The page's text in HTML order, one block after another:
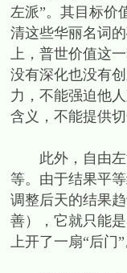
左派”。其目标价
清这些华丽名词
上，普世价值这
没有深化也没有
力，不能强迫他
含义，不能提供
此外，自由左
等。由于结果平
调整后天的结果
善），它就只能
上开了一扇“后门”